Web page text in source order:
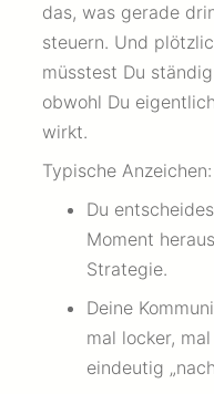
das, was gerade
steuern. Und
müsstest Du
obwohl Du
wirkt.
Typische Anzeichen:
Du
Moment
Strategie.
Deine
mal locker,
eindeutig